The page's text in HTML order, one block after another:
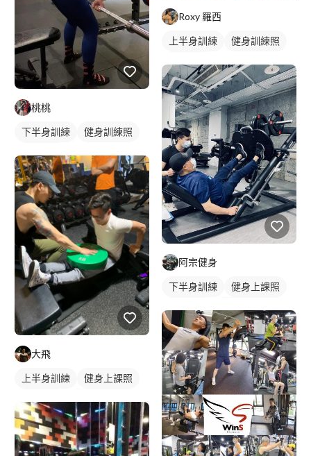
桃桃
下半身訓練
健身訓練照
大飛
上半身訓練
健身上課照
重訓教練
健身課程
重訓課程
手臂訓練
Roxy 羅西
上半身訓練
健身訓練照
阿宗健身
下半身訓練
健身上課照
重訓教練
重訓課程
健身課程
胸肌訓練